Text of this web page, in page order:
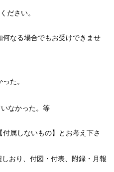
ださい。
なる場合でもお受けできませ
た。
なかった。等
属しないもの】とお考え下さ
おり、付図・付表、附録・月報